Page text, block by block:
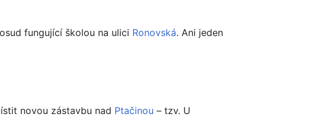
fungující školou na ulici Ronovská. Ani jeden
novou zástavbu nad Ptačinou – tzv. U